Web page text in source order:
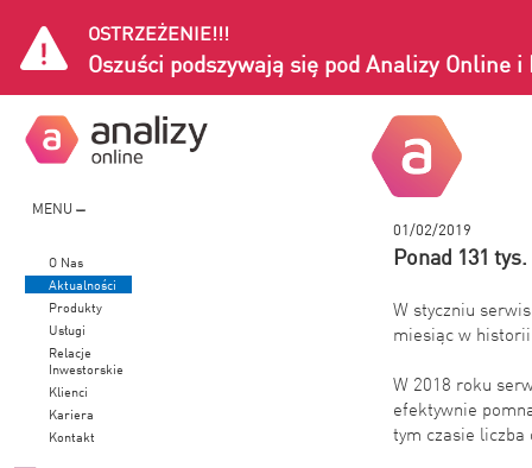
OSTRZEŻENIE!!!
Oszuści podszywają się pod Analizy Online i
MENU
O Nas
Aktualności
Produkty
Usługi
Relacje
Inwestorskie
Klienci
Kariera
Kontakt
01/02/2019
Ponad 131
W styczniu
miesiąc w
W 2018 roku
efektywnie
tym czasie liczba